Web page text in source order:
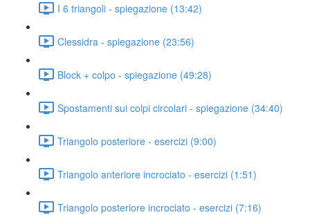
I 6 triangoli - spiegazione (13:42)
Clessidra - spiegazione (23:56)
Block + colpo - spiegazione (49:28)
Spostamenti sui colpi circolari - spiegazione (34:40)
Triangolo posteriore - esercizi (9:00)
Triangolo anteriore incrociato - esercizi (1:51)
Triangolo posteriore incrociato - esercizi (7:16)